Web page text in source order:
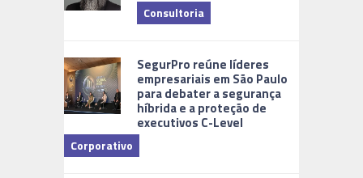
Consultoria
SegurPro reúne líderes
empresariais em São Paulo
para debater a segurança
híbrida e a proteção de
executivos C-Level
Corporativo